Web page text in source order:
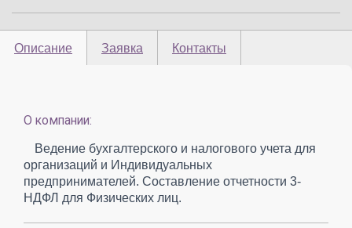
Описание Заявка Контакты
О компании:
Ведение бухгалтерского и налогового учета для
организаций и Индивидуальных
предпринимателей. Составление отчетности 3-
НДФЛ для Физических лиц.